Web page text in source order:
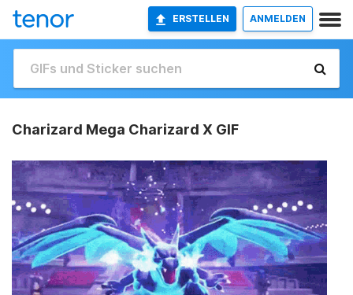
ERSTELLEN ANMELDEN
Charizard Mega Charizard X GIF